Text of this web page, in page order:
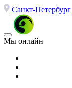
Санкт-Петербург
Мы онлайн